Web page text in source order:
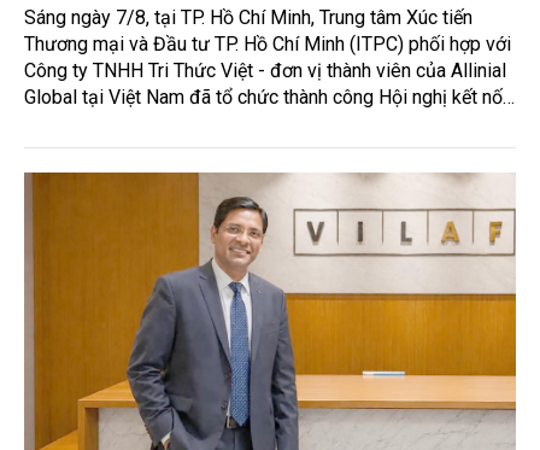
Sáng ngày 7/8, tại TP. Hồ Chí Minh, Trung tâm Xúc tiến
Thương mại và Đầu tư TP. Hồ Chí Minh (ITPC) phối hợp với
Công ty TNHH Tri Thức Việt - đơn vị thành viên của Allinial
Global tại Việt Nam đã tổ chức thành công Hội nghị kết nối